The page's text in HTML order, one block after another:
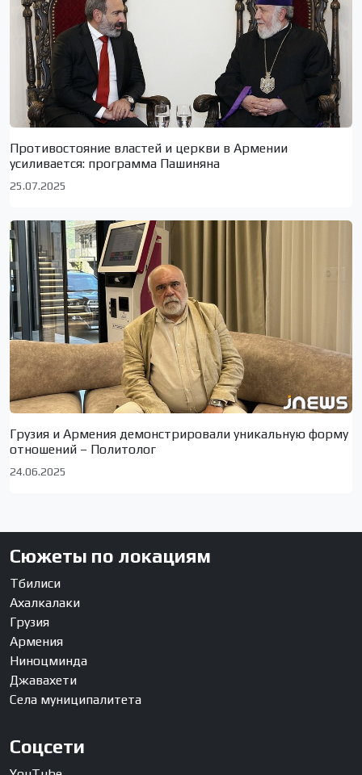
Противостояние властей и церкви в Армении
усиливается: программа Пашиняна
25.07.2025
Грузия и Армения демонстрировали уникальную форму
отношений – Политолог
24.06.2025
Сюжеты по локациям
Тбилиси
Ахалкалаки
Грузия
Армения
Ниноцминда
Джавахети
Села муниципалитета
Соцсети